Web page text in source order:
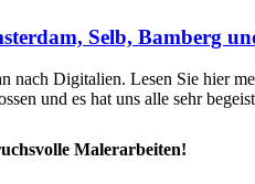
Selb, Bamberg
Digitalien. Lesen Sie hier
und es hat uns alle sehr
Malerarbeiten!